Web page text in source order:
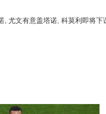
, 尤文有意盖塔诺, 科莫利即将下